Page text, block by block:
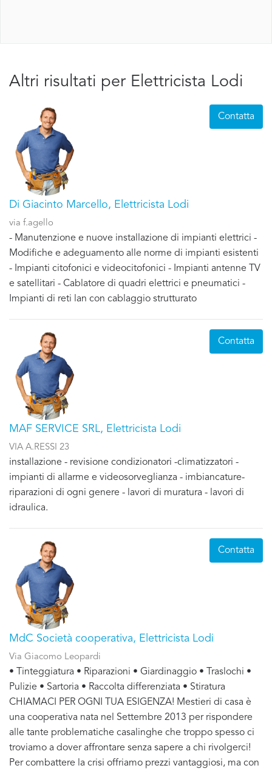
Altri risultati per Elettricista Lodi
Di Giacinto Marcello, Elettricista Lodi
via f.agello
- Manutenzione e nuove installazione di impianti elettrici -
Modifiche e adeguamento alle norme di impianti esistenti
- Impianti citofonici e videocitofonici - Impianti antenne TV
e satellitari - Cablatore di quadri elettrici e pneumatici -
Impianti di reti lan con cablaggio strutturato
Contatta
MAF SERVICE SRL, Elettricista Lodi
VIA A.RESSI 23
installazione - revisione condizionatori -climatizzatori -
impianti di allarme e videosorveglianza - imbiancature-
riparazioni di ogni genere - lavori di muratura - lavori di
idraulica.
Contatta
MdC Società cooperativa, Elettricista Lodi
Via Giacomo Leopardi
• Tinteggiatura • Riparazioni • Giardinaggio • Traslochi •
Pulizie • Sartoria • Raccolta differenziata • Stiratura
CHIAMACI PER OGNI TUA ESIGENZA! Mestieri di casa è
una cooperativa nata nel Settembre 2013 per rispondere
alle tante problematiche casalinghe che troppo spesso ci
troviamo a dover affrontare senza sapere a chi rivolgerci!
Per combattere la crisi offriamo prezzi vantaggiosi, ma con
Contatta